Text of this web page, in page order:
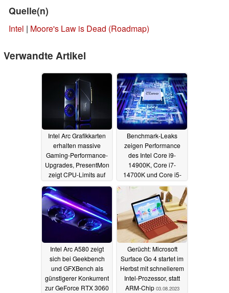
Quelle(n)
Intel | Moore's Law is Dead (Roadmap)
Verwandte Artikel
Intel Arc Grafikkarten
erhalten massive
Gaming-Performance-
Upgrades, PresentMon
zeigt CPU-Limits auf
18.08.2023
Benchmark-Leaks
zeigen Performance
des Intel Core i9-
14900K, Core i7-
14700K und Core i5-
09.08.2023
Intel Arc A580 zeigt
sich bei Geekbench
und GFXBench als
günstigerer Konkurrent
zur GeForce RTX 3060
Gerücht: Microsoft
Surface Go 4 startet im
Herbst mit schnellerem
Intel-Prozessor, statt
ARM-Chip 03.08.2023